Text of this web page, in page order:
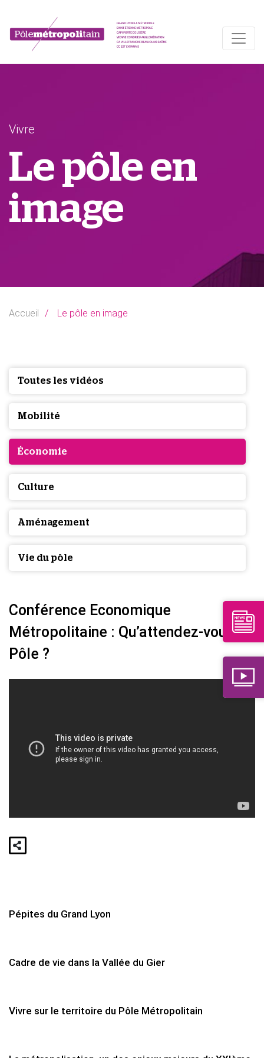
Vivre
Le pôle en
image
Accueil Le pôle en image
Toutes les vidéos
Mobilité
Économie
Culture
Aménagement
Vie du pôle
Conférence Economique
Métropolitaine : Qu’attendez-vous du
Pôle ?
Pépites du Grand Lyon
Cadre de vie dans la Vallée du Gier
Vivre sur le territoire du Pôle Métropolitain